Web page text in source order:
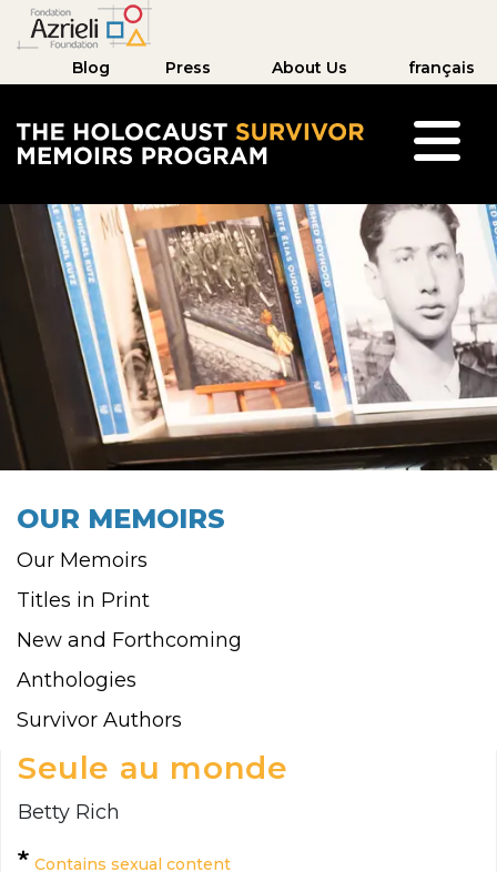
Blog Press About Us français
OUR MEMOIRS
Our Memoirs
Titles in Print
New and Forthcoming
Anthologies
Survivor Authors
Seule au monde
Betty Rich
Contains sexual content